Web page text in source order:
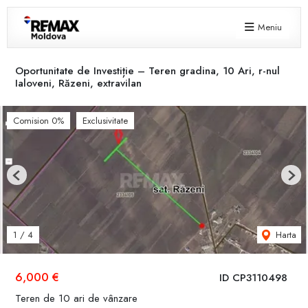
Meniu
Oportunitate de Investiție – Teren gradina, 10 Ari, r-nul
Ialoveni, Răzeni, extravilan
ID CP3110498
6,000 €
Teren de 10 ari de vânzare
Comision 0% Exclusivitate
1 / 4 Harta
Previous Next